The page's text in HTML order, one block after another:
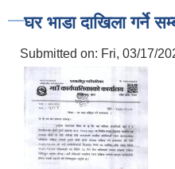
घर भाडा दाखिला गर्ने
Submitted on: Fri, 03/17/